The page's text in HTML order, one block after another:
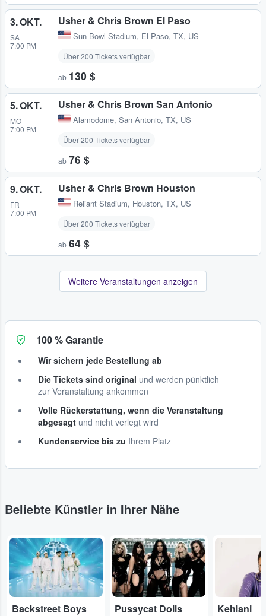
3. OKT.
SA
7:00 PM
Usher & Chris Brown El Paso
Sun Bowl Stadium, El Paso, TX, US
Über 200 Tickets verfügbar
ab 130 $
5. OKT.
MO
7:00 PM
Usher & Chris Brown San Antonio
Alamodome, San Antonio, TX, US
Über 200 Tickets verfügbar
ab 76 $
9. OKT.
FR
7:00 PM
Usher & Chris Brown Houston
Reliant Stadium, Houston, TX, US
Über 200 Tickets verfügbar
ab 64 $
Weitere Veranstaltungen anzeigen
100 % Garantie
Wir sichern jede Bestellung ab
Die Tickets sind original und werden pünktlich
zur Veranstaltung ankommen
Volle Rückerstattung, wenn die Veranstaltung
abgesagt und nicht verlegt wird
Kundenservice bis zu Ihrem Platz
Beliebte Künstler in Ihrer Nähe
...
Backstreet Boys
...
Pussycat Dolls Kehlani